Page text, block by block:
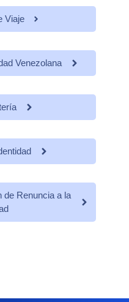
Viaje
Venezolana
de Renuncia a la